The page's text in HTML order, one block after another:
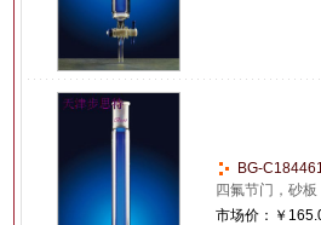
BG-
四氟节门，砂
市场价： ￥